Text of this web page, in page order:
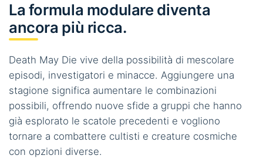
La formula modulare diventa
ancora più ricca.
Death May Die vive della possibilità di mescolare
episodi, investigatori e minacce. Aggiungere una
stagione significa aumentare le combinazioni
possibili, offrendo nuove sfide a gruppi che hanno
già esplorato le scatole precedenti e vogliono
tornare a combattere cultisti e creature cosmiche
con opzioni diverse.